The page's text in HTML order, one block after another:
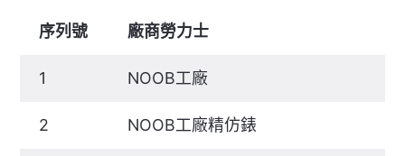
序列號 廠商勞力士
1 NOOB工廠
2 NOOB工廠精仿錶